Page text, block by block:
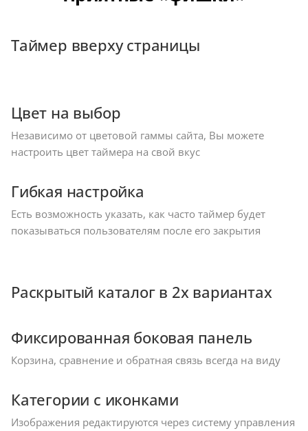
Таймер вверху страницы
Цвет на выбор
Независимо от цветовой гаммы сайта, Вы можете
настроить цвет таймера на свой вкус
Гибкая настройка
Есть возможность указать, как часто таймер будет
показываться пользователям после его закрытия
Раскрытый каталог в 2х вариантах
Фиксированная боковая панель
Корзина, сравнение и обратная связь всегда на виду
Категории с иконками
Изображения редактируются через систему управления